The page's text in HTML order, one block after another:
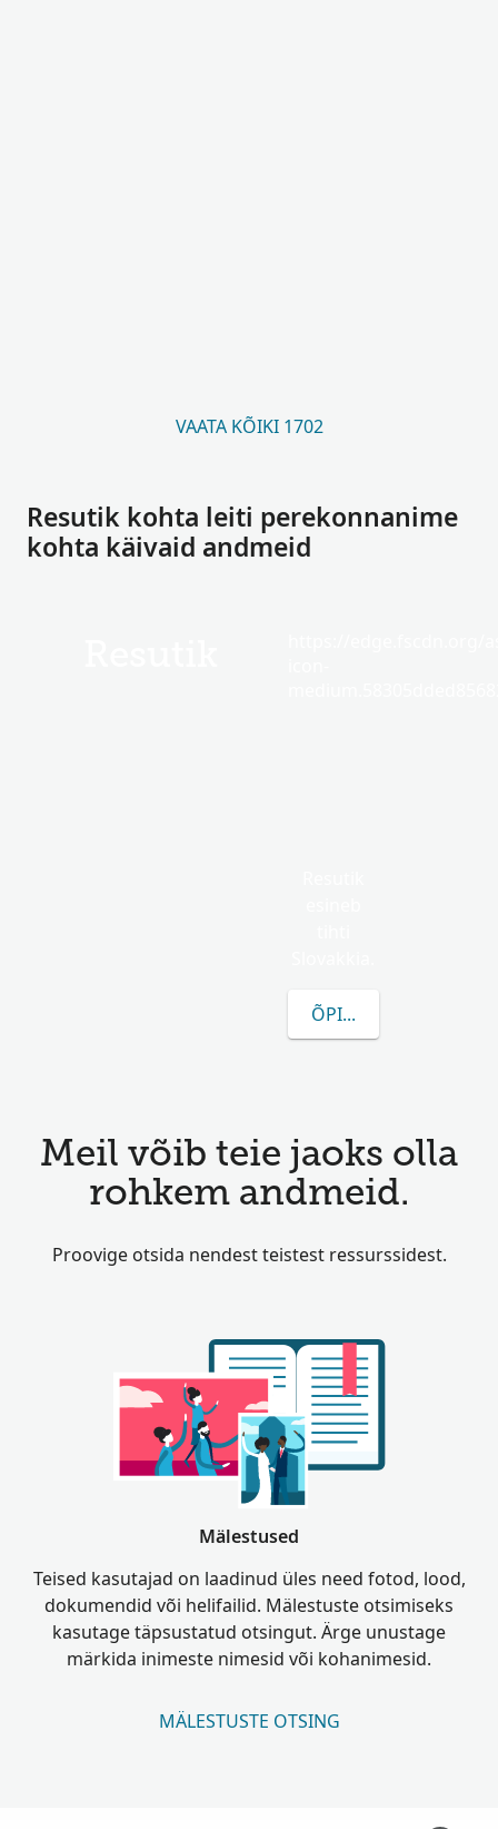
VAATA KÕIKI 1702
Resutik kohta leiti perekonnanime
kohta käivaid andmeid
ÕPI ROHKEM
Meil võib teie jaoks olla
rohkem andmeid.
Proovige otsida nendest teistest ressurssidest.
Mälestused
Teised kasutajad on laadinud üles need fotod, lood,
dokumendid või helifailid. Mälestuste otsimiseks
kasutage täpsustatud otsingut. Ärge unustage
märkida inimeste nimesid või kohanimesid.
MÄLESTUSTE OTSING